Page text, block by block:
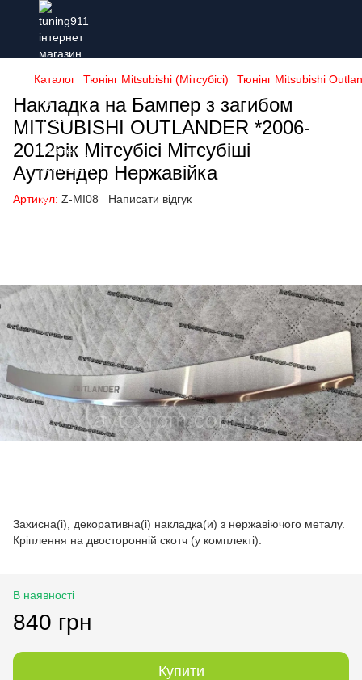
Каталог Тюнінг Mitsubishi (Мітсубісі) Тюнінг Mitsubishi
Накладка на Бампер з загибом
MITSUBISHI OUTLANDER *2006-
2012рік Мітсубісі Мітсубіші
Аутлендер Нержавійка
Артикул: Z-MI08 Написати відгук
Захисна(і), декоративна(і) накладка(и) з нержавіючого металу.
Кріплення на двосторонній скотч (у комплекті).
В наявності
840 грн
Купити